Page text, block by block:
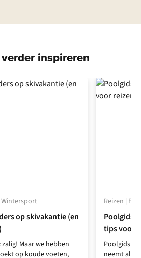
inspireren
op skivakantie (en
Maar we hebben
op koude voeten,
Reizen |
Poolgids
tips voor
Poolgids
neemt al